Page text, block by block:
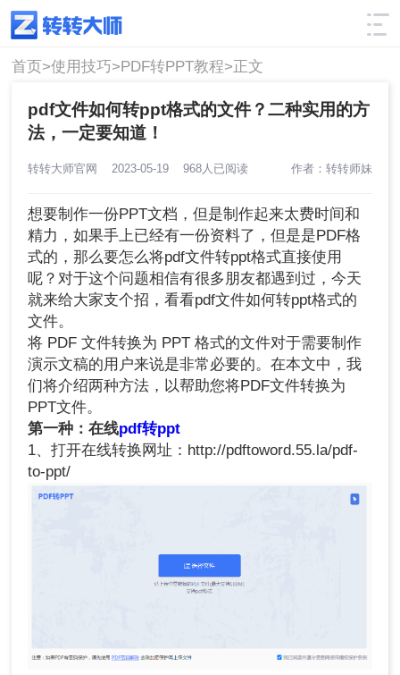
使用技巧 筛选
首页>使用技巧>PDF转PPT教程>正文
pdf文件如何转ppt格式的文件？二种实用的方
法，一定要知道！
转转大师官网 2023-05-19 968人已阅读 作者：转转师妹
想要制作一份PPT文档，但是制作起来太费时间和
精力，如果手上已经有一份资料了，但是是PDF格
式的，那么要怎么将pdf文件转ppt格式直接使用
呢？对于这个问题相信有很多朋友都遇到过，今天
就来给大家支个招，看看pdf文件如何转ppt格式的
文件。
将 PDF 文件转换为 PPT 格式的文件对于需要制作
演示文稿的用户来说是非常必要的。在本文中，我
们将介绍两种方法，以帮助您将PDF文件转换为
PPT文件。
第一种：在线pdf转ppt
1、打开在线转换网址：http://pdftoword.55.la/pdf-
to-ppt/